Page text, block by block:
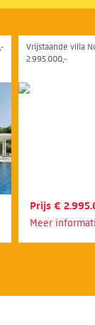
Vrijstaande villa
2.995.000,-
Prijs €
Meer